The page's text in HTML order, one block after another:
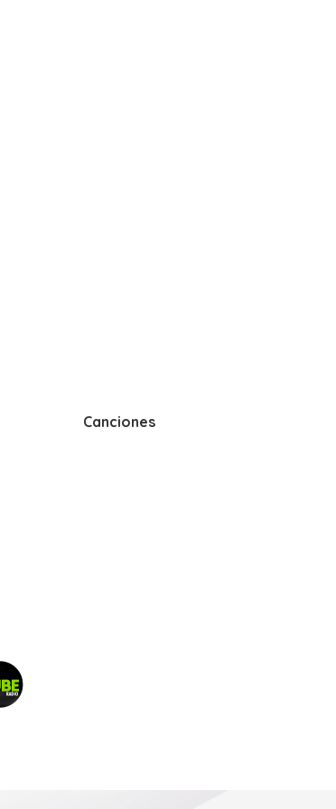
Canciones